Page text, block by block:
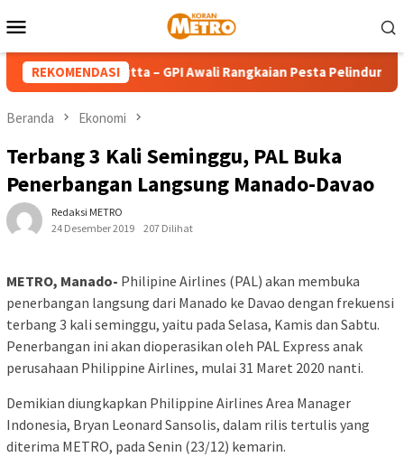
ke
Mobile
REKOMENDASI
Teresa Calcutta – GPI Awali Rangkaian Pesta Pelindung
Beranda Ekonomi
Terbang 3 Kali Seminggu, PAL Buka
Penerbangan Langsung Manado-Davao
Redaksi METRO
24 Desember 2019
207 Dilihat
METRO, Manado- Philipine Airlines (PAL) akan membuka
penerbangan langsung dari Manado ke Davao dengan frekuensi
terbang 3 kali seminggu, yaitu pada Selasa, Kamis dan Sabtu.
Penerbangan ini akan dioperasikan oleh PAL Express anak
perusahaan Philippine Airlines, mulai 31 Maret 2020 nanti.
Demikian diungkapkan Philippine Airlines Area Manager
Indonesia, Bryan Leonard Sansolis, dalam rilis tertulis yang
diterima METRO, pada Senin (23/12) kemarin.